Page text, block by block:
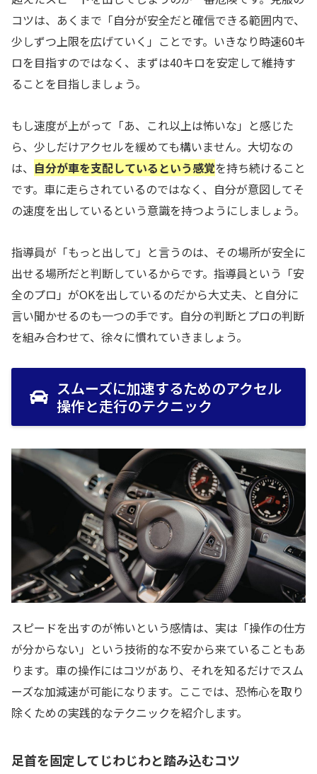
コツは、あくまで「自分が安全だと確信できる範囲内で、
少しずつ上限を広げていく」ことです。いきなり時速60キ
ロを目指すのではなく、まずは40キロを安定して維持す
ることを目指しましょう。
もし速度が上がって「あ、これ以上は怖いな」と感じた
ら、少しだけアクセルを緩めても構いません。大切なの
は、 自分が車を支配しているという感覚を持ち続けること
です。車に走らされているのではなく、自分が意図してそ
の速度を出しているという意識を持つようにしましょう。
指導員が「もっと出して」と言うのは、その場所が安全に
出せる場所だと判断しているからです。指導員という「安
全のプロ」がOKを出しているのだから大丈夫、と自分に
言い聞かせるのも一つの手です。自分の判断とプロの判断
を組み合わせて、徐々に慣れていきましょう。
スムーズに加速するためのアクセル
操作と走行のテクニック
スピードを出すのが怖いという感情は、実は「操作の仕方
が分からない」という技術的な不安から来ていることもあ
ります。車の操作にはコツがあり、それを知るだけでスム
ーズな加減速が可能になります。ここでは、恐怖心を取り
除くための実践的なテクニックを紹介します。
足首を固定してじわじわと踏み込むコツ